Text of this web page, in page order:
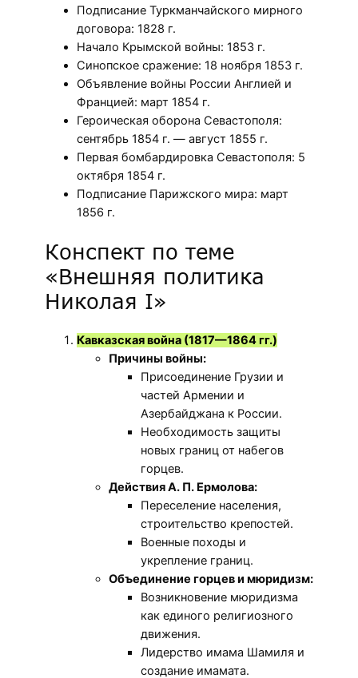
Подписание Туркманчайского мирного
договора: 1828 г.
Начало Крымской войны: 1853 г.
Синопское сражение: 18 ноября 1853 г.
Объявление войны России Англией и
Францией: март 1854 г.
Героическая оборона Севастополя:
сентябрь 1854 г. — август 1855 г.
Первая бомбардировка Севастополя: 5
октября 1854 г.
Подписание Парижского мира: март
1856 г.
Конспект по теме
«Внешняя политика
Николая I»
Кавказская война (1817—1864 гг.)
Причины войны:
Присоединение Грузии и
частей Армении и
Азербайджана к России.
Необходимость защиты
новых границ от набегов
горцев.
Действия А. П. Ермолова:
Переселение населения,
строительство крепостей.
Военные походы и
укрепление границ.
Объединение горцев и мюридизм:
Возникновение мюридизма
как единого религиозного
движения.
Лидерство имама Шамиля и
создание имамата.